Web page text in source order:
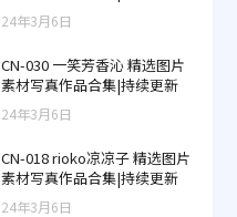
24年3月6日
CN-030 一笑芳香沁 精选图片
素材写真作品合集|持续更新
24年3月6日
CN-018 rioko凉凉子 精选图片
素材写真作品合集|持续更新
24年3月6日